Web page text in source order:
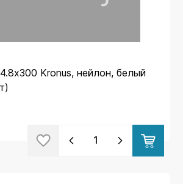
Kronus, нейлон, белый